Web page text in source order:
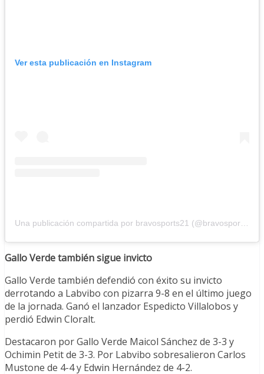
Ver esta publicación en Instagram
Una publicación compartida por bravosports21 (@bravosports21)
Gallo Verde también sigue invicto
Gallo Verde también defendió con éxito su invicto
derrotando a Labvibo con pizarra 9-8 en el último juego
de la jornada. Ganó el lanzador Espedicto Villalobos y
perdió Edwin Cloralt.
Destacaron por Gallo Verde Maicol Sánchez de 3-3 y
Ochimin Petit de 3-3. Por Labvibo sobresalieron Carlos
Mustone de 4-4 y Edwin Hernández de 4-2.